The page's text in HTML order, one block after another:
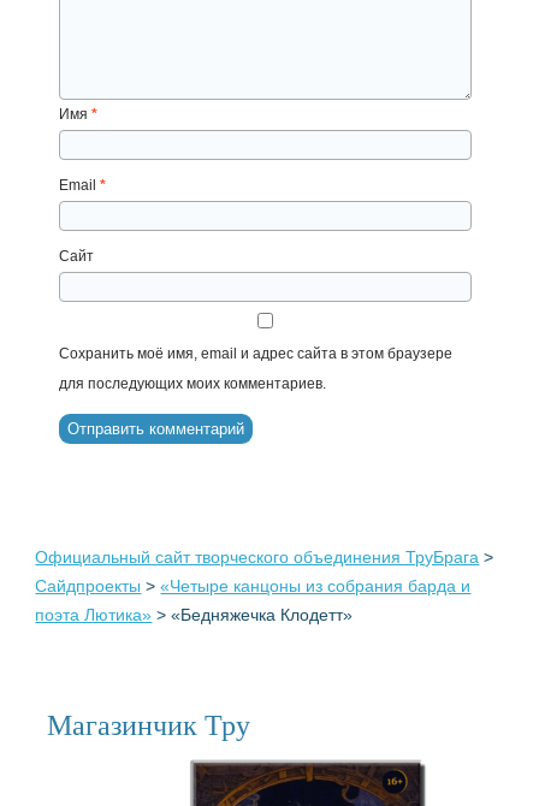
Имя*
Email*
Сайт
Сохранить моё имя, email и адрес сайта в этом браузере
для последующих моих комментариев.
Официальный сайт творческого объединения ТруБрага >
Сайдпроекты >«Четыре канцоны из собрания барда и
поэта Лютика» >«Бедняжечка Клодетт»
Магазинчик Тру